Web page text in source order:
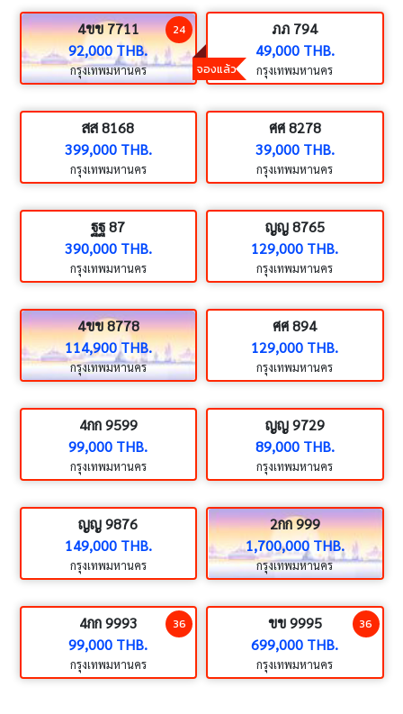
4ขข 7711
92,000 THB.
กรุงเทพมหานคร
24
จองแล้ว
ภภ 794
49,000 THB.
กรุงเทพมหานคร
สส 8168
399,000 THB.
กรุงเทพมหานคร
ศศ 8278
39,000 THB.
กรุงเทพมหานคร
ฐฐ 87
390,000 THB.
กรุงเทพมหานคร
ญญ 8765
129,000 THB.
กรุงเทพมหานคร
4ขข 8778
114,900 THB.
กรุงเทพมหานคร
ศศ 894
129,000 THB.
กรุงเทพมหานคร
4กก 9599
99,000 THB.
กรุงเทพมหานคร
ญญ 9729
89,000 THB.
กรุงเทพมหานคร
ญญ 9876
149,000 THB.
กรุงเทพมหานคร
2กก 999
1,700,000 THB.
กรุงเทพมหานคร
4กก 9993
99,000 THB.
กรุงเทพมหานคร
36
ขข 9995
699,000 THB.
กรุงเทพมหานคร
36